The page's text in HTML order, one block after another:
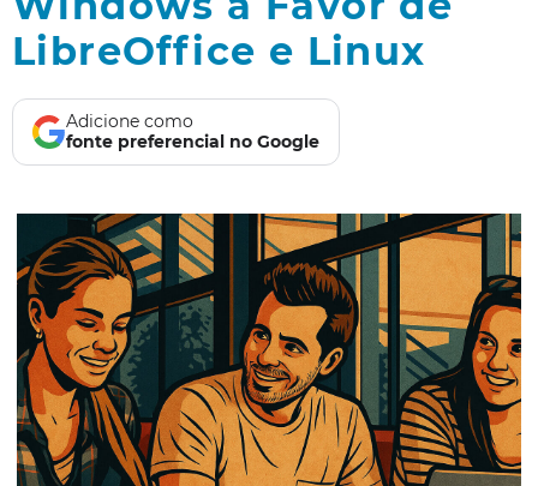
LibreOffice e Linux
Adicione como
fonte preferencial no Google